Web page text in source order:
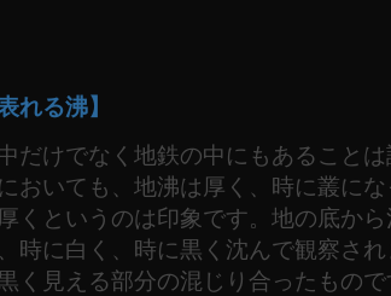
れる沸】
だけでなく地鉄の中にもあることは
おいても、地沸は厚く、時に叢にな
くというのは印象です。地の底か
時に白く、時に黒く沈んで観察さ
く見える部分の混じり合ったもので